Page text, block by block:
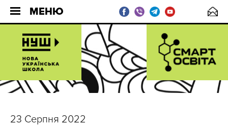
МЕНЮ
23 Серпня 2022